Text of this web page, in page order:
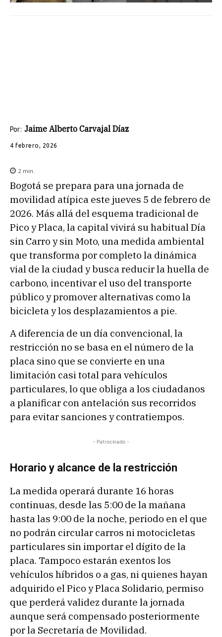
Por: Jaime Alberto Carvajal Díaz
4 febrero, 2026
2 min.
Bogotá se prepara para una jornada de
movilidad atípica este jueves 5 de febrero de
2026. Más allá del esquema tradicional de
Pico y Placa, la capital vivirá su habitual Día
sin Carro y sin Moto, una medida ambiental
que transforma por completo la dinámica
vial de la ciudad y busca reducir la huella de
carbono, incentivar el uso del transporte
público y promover alternativas como la
bicicleta y los desplazamientos a pie.
A diferencia de un día convencional, la
restricción no se basa en el número de la
placa sino que se convierte en una
limitación casi total para vehículos
particulares, lo que obliga a los ciudadanos
a planificar con antelación sus recorridos
para evitar sanciones y contratiempos.
- Patrocinado -
Horario y alcance de la restricción
La medida operará durante 16 horas
continuas, desde las 5:00 de la mañana
hasta las 9:00 de la noche, periodo en el que
no podrán circular carros ni motocicletas
particulares sin importar el dígito de la
placa. Tampoco estarán exentos los
vehículos híbridos o a gas, ni quienes hayan
adquirido el Pico y Placa Solidario, permiso
que perderá validez durante la jornada
aunque será compensado posteriormente
por la Secretaría de Movilidad.